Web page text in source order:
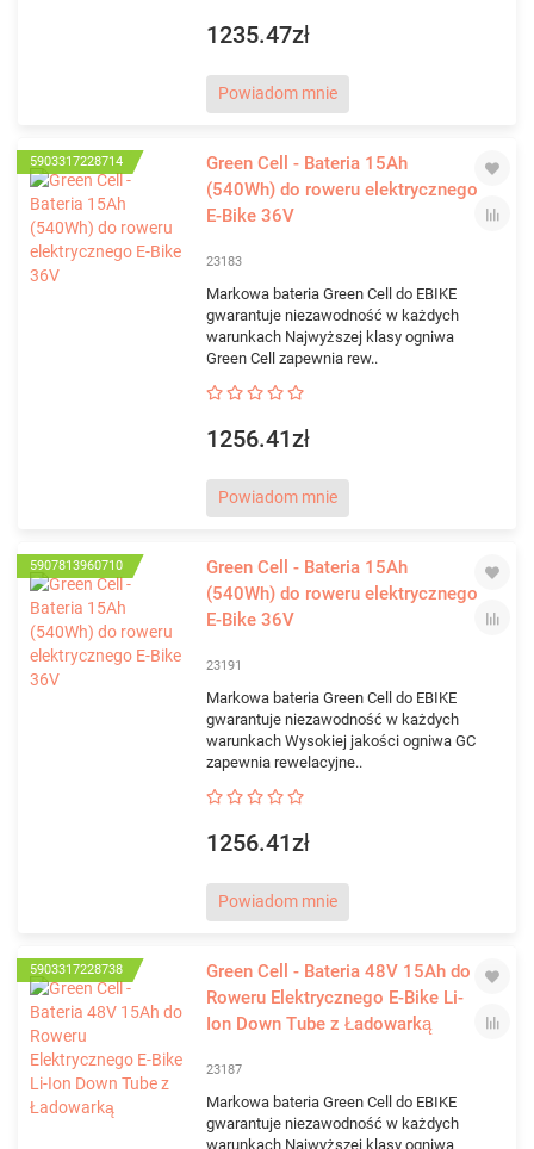
1235.47zł
Powiadom mnie
5903317228714
Green Cell - Bateria 15Ah
(540Wh) do roweru elektrycznego
E-Bike 36V
23183
Markowa bateria Green Cell do EBIKE
gwarantuje niezawodność w każdych
warunkach Najwyższej klasy ogniwa
Green Cell zapewnia rew..
1256.41zł
Powiadom mnie
5907813960710
Green Cell - Bateria 15Ah
(540Wh) do roweru elektrycznego
E-Bike 36V
23191
Markowa bateria Green Cell do EBIKE
gwarantuje niezawodność w każdych
warunkach Wysokiej jakości ogniwa GC
zapewnia rewelacyjne..
1256.41zł
Powiadom mnie
5903317228738
Green Cell - Bateria 48V 15Ah do
Roweru Elektrycznego E-Bike Li-
Ion Down Tube z Ładowarką
23187
Markowa bateria Green Cell do EBIKE
gwarantuje niezawodność w każdych
warunkach Najwyższej klasy ogniwa